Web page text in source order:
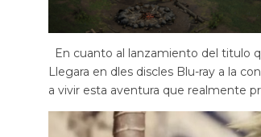
En cuanto al lanzamiento del titulo
Llegara en dles discles Blu-ray a la
a vivir esta aventura que realmente